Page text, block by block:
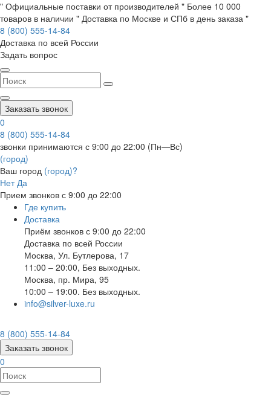
" Официальные поставки от производителей " Более 10 000
товаров в наличии " Доставка по Москве и СПб в день заказа "
8 (800) 555-14-84
Доставка по всей России
Задать вопрос
Заказать звонок
0
8 (800) 555-14-84
звонки принимаются с 9:00 до 22:00 (Пн—Вс)
(город)
Ваш город (город)?
Нет Да
Прием звонков с 9:00 до 22:00
Где купить
Доставка
Приём звонков с 9:00 до 22:00
Доставка по всей России
Москва, Ул. Бутлерова, 17
11:00 – 20:00, Без выходных.
Москва, пр. Мира, 95
10:00 – 19:00. Без выходных.
info@silver-luxe.ru
8 (800) 555-14-84
Заказать звонок
0